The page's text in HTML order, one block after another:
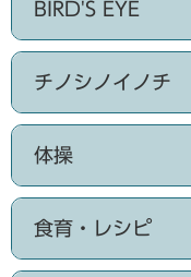
BIRD'S EYE
チノシノイノチ
体操
食育・レシピ